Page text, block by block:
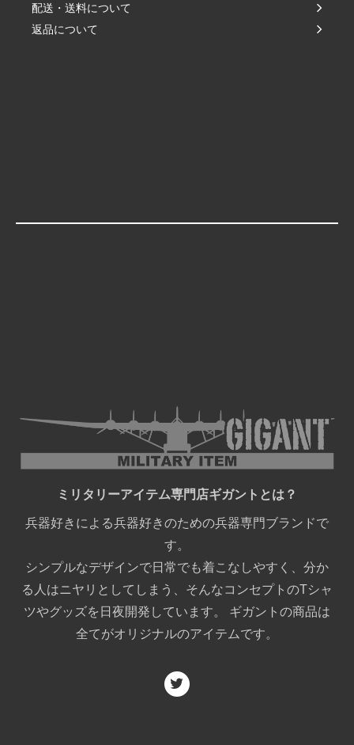
配送・送料について
返品について
ミリタリーアイテム専門店ギガントとは？
兵器好きによる兵器好きのための兵器専門ブランドで
す。
シンプルなデザインで日常でも着こなしやすく、分か
る人はニヤリとしてしまう、そんなコンセプトのTシャ
ツやグッズを日夜開発しています。 ギガントの商品は
全てがオリジナルのアイテムです。